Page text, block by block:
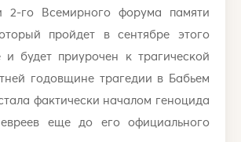
2-го Всемирного форума памяти
пройдет в сентябре этого
будет приурочен к трагической
годовщине трагедии в Бабьем
фактически началом геноцида
евреев еще до его официального